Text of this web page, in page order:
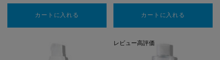
カートに入れる 【目もと用美容液】レダミック R アイクリーム
カートに入れる
レビュー高評価